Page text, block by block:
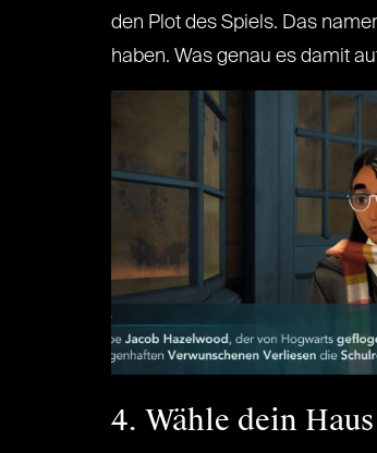
den Plot des Spiels. Das
haben. Was genau es damit
4. Wähle dein